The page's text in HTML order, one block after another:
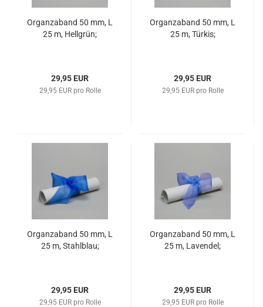
Organzaband 50 mm, L
25 m, Hellgrün;
29,95 EUR
29,95 EUR pro Rolle
Organzaband 50 mm, L
25 m, Türkis;
29,95 EUR
29,95 EUR pro Rolle
Organzaband 50 mm, L
25 m, Stahlblau;
29,95 EUR
29,95 EUR pro Rolle
Organzaband 50 mm, L
25 m, Lavendel;
29,95 EUR
29,95 EUR pro Rolle